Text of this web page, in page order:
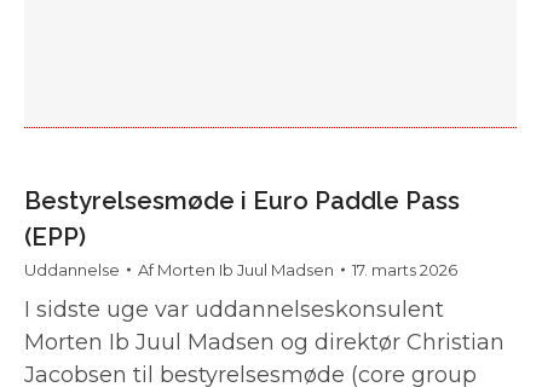
Bestyrelsesmøde i Euro Paddle Pass
(EPP)
Uddannelse AfMorten Ib Juul Madsen 17. marts 2026
I sidste uge var uddannelseskonsulent
Morten Ib Juul Madsen og direktør Christian
Jacobsen til bestyrelsesmøde (core group